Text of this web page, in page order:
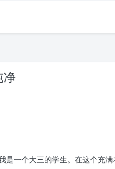
净
一个大三的学生。在这个充